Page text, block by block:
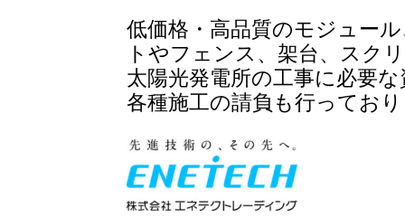
低価格・高品質のモジュー
トやフェンス、架台、スク
太陽光発電所の工事に必要
各種施工の請負も行ってお